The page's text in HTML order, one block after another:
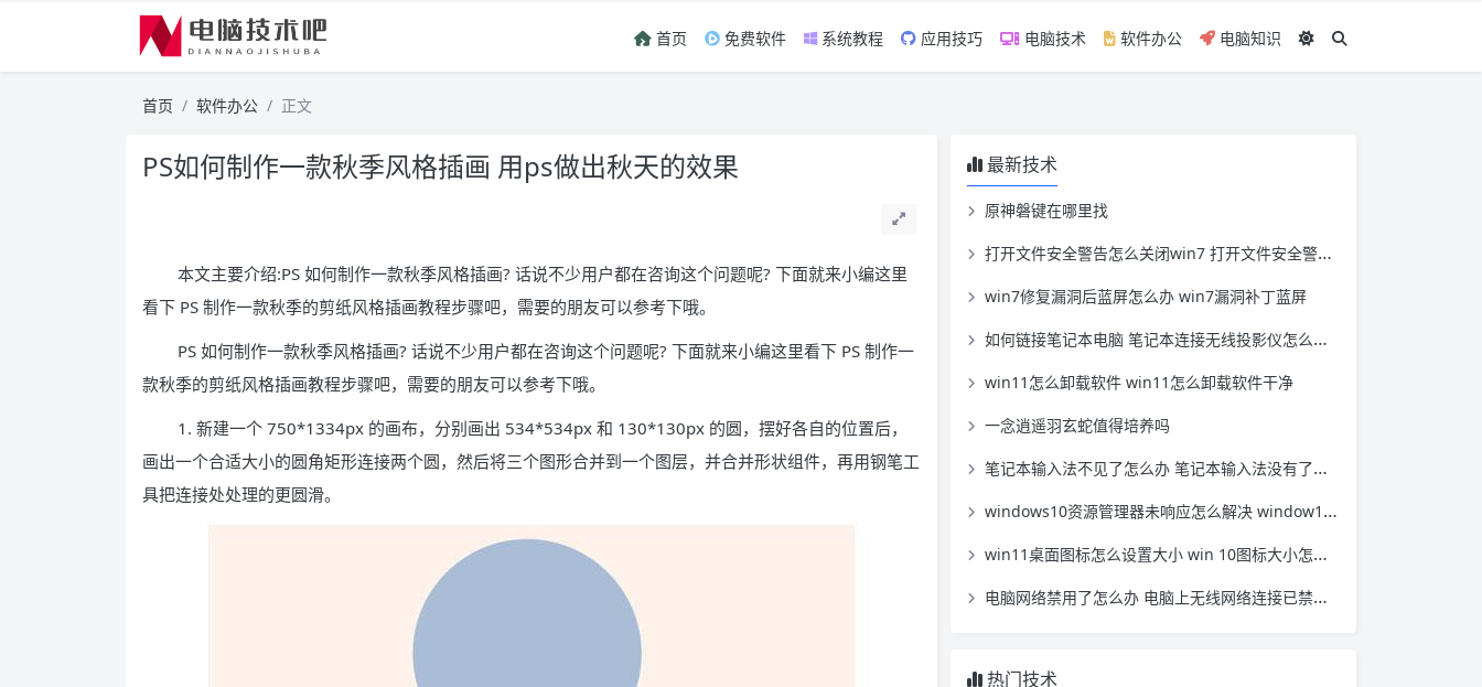
首页 免费软件 系统教程 应用技巧 电脑技术 软件办公 电脑知识
首页 软件办公 正文
PS如何制作一款秋季风格插画 用ps做出秋天的效果
本文主要介绍:PS 如何制作一款秋季风格插画? 话说不少用户都在咨询这个问题呢? 下面就来小编这里
看下 PS 制作一款秋季的剪纸风格插画教程步骤吧，需要的朋友可以参考下哦。
PS 如何制作一款秋季风格插画? 话说不少用户都在咨询这个问题呢? 下面就来小编这里看下 PS 制作一
款秋季的剪纸风格插画教程步骤吧，需要的朋友可以参考下哦。
1. 新建一个 750*1334px 的画布，分别画出 534*534px 和 130*130px 的圆，摆好各自的位置后，
画出一个合适大小的圆角矩形连接两个圆，然后将三个图形合并到一个图层，并合并形状组件，再用钢笔工
具把连接处处理的更圆滑。
最新技术
原神磐键在哪里找
打开文件安全警告怎么关闭win7 打开文件安全警告怎么关闭win11
win7修复漏洞后蓝屏怎么办 win7漏洞补丁蓝屏
如何链接笔记本电脑 笔记本连接无线投影仪怎么连接
win11怎么卸载软件 win11怎么卸载软件干净
一念逍遥羽玄蛇值得培养吗
笔记本输入法不见了怎么办 笔记本输入法没有了怎么办
windows10资源管理器未响应怎么解决 window10资源管理器无响应
win11桌面图标怎么设置大小 win 10图标大小怎么设置
电脑网络禁用了怎么办 电脑上无线网络连接已禁用怎么办
热门技术